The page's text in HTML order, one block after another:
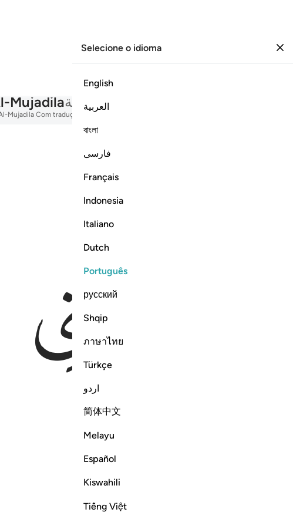
Selecione o idioma
English
العربية
বাংলা
فارسی
Français
Indonesia
Italiano
Dutch
Português
русский
Shqip
ภาษาไทย
Türkçe
اردو
简体中文
Melayu
Español
Kiswahili
Tiếng Việt
Mujadilaالمجادلة
Mujadila Com tradução, tafsir, recitação em áudio, significado palavra por palavra e
Em nome de Alá, o Clemente, o
ﱅ
ﱈ